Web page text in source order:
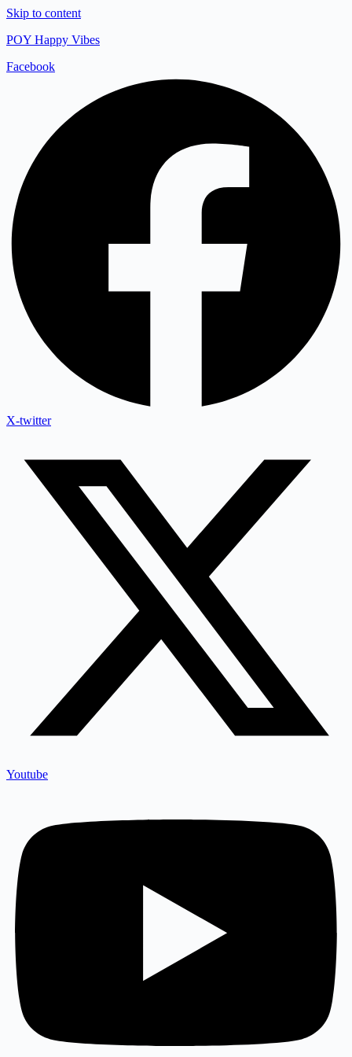
Skip to content
POY Happy Vibes
Facebook
X-twitter
Youtube